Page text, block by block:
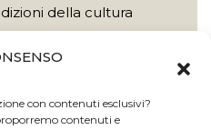
con contenuti esclusivi?
contenuti e
della cultura
Scopri di più